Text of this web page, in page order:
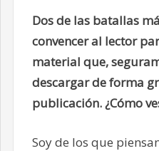
Dos de las batallas
convencer al lector
material que,
descargar de forma
publicación. ¿Cómo
Soy de los que